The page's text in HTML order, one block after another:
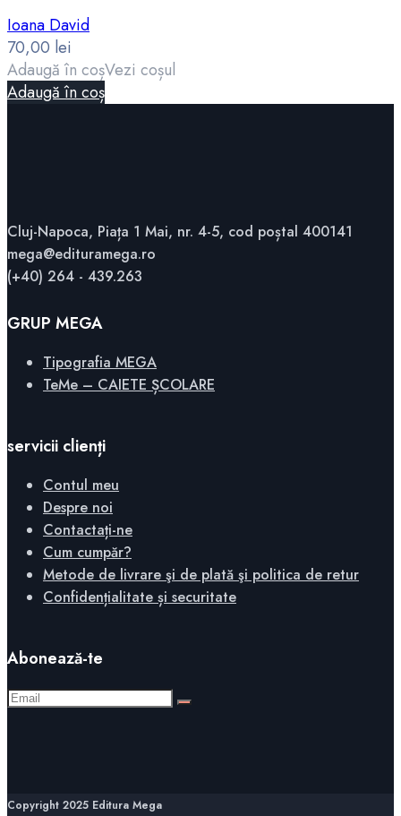
Ioana David
70,00 lei
Adaugă în coșVezi coșul
Adaugă în coș
Cluj-Napoca, Piața 1 Mai, nr. 4-5, cod poștal 400141
mega@edituramega.ro
(+40) 264 - 439.263
GRUP MEGA
Tipografia MEGA
TeMe – CAIETE ȘCOLARE
servicii clienți
Contul meu
Despre noi
Contactați-ne
Cum cumpăr?
Metode de livrare şi de plată şi politica de retur
Confidențialitate și securitate
Abonează-te
Copyright 2025 Editura Mega